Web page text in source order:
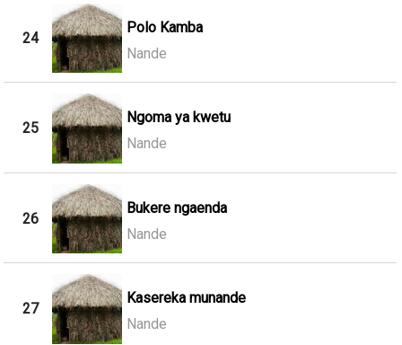
24
Polo Kamba
Nande
25
Ngoma ya kwetu
Nande
26
Bukere ngaenda
Nande
27
Kasereka munande
Nande